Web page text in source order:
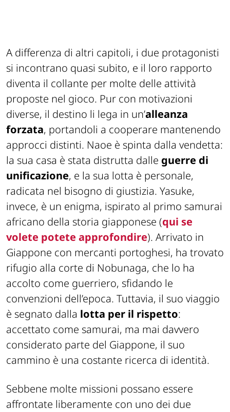
A differenza di altri capitoli, i due protagonisti
si incontrano quasi subito, e il loro rapporto
diventa il collante per molte delle attività
proposte nel gioco. Pur con motivazioni
diverse, il destino li lega in un’alleanza
forzata, portandoli a cooperare mantenendo
approcci distinti. Naoe è spinta dalla vendetta:
la sua casa è stata distrutta dalle guerre di
unificazione, e la sua lotta è personale,
radicata nel bisogno di giustizia. Yasuke,
invece, è un enigma, ispirato al primo samurai
africano della storia giapponese (qui se
volete potete approfondire). Arrivato in
Giappone con mercanti portoghesi, ha trovato
rifugio alla corte di Nobunaga, che lo ha
accolto come guerriero, sfidando le
convenzioni dell’epoca. Tuttavia, il suo viaggio
è segnato dalla lotta per il rispetto:
accettato come samurai, ma mai davvero
considerato parte del Giappone, il suo
cammino è una costante ricerca di identità.
Sebbene molte missioni possano essere
affrontate liberamente con uno dei due